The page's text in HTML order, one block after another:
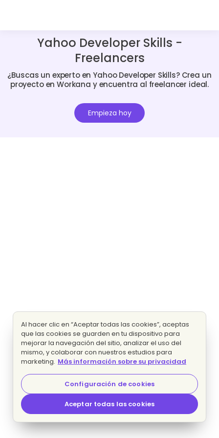
Yahoo Developer Skills -
Freelancers
¿Buscas un experto en Yahoo Developer Skills? Crea un
proyecto en Workana y encuentra al freelancer ideal.
Empieza hoy
Al hacer clic en “Aceptar todas las cookies”, aceptas
que las cookies se guarden en tu dispositivo para
mejorar la navegación del sitio, analizar el uso del
mismo, y colaborar con nuestros estudios para
marketing. Más información sobre su privacidad
Configuración de cookies
Aceptar todas las cookies